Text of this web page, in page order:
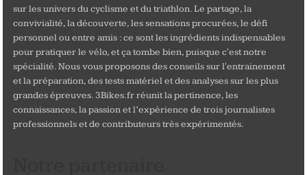
sur les univers du cyclisme et du triathlon. Le partage, la
convivialité, la découverte, les sensations procurées, le défi
personnel ou entre amis : ce sont les ingrédients indispensables
pour pratiquer le vélo, et ça tombe bien, puisque c'est notre
spécialité. Nous vous proposons des conseils sur l'entrainement
et la préparation, des tests matériel et des analyses sur les plus
grandes épreuves. 3Bikes.fr réunit la pertinence, les
connaissances, la passion et l’expérience de trois journalistes
professionnels et de contributeurs très expérimentés.